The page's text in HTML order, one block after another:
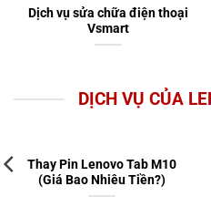
Dịch vụ sửa chữa điện thoại
Vsmart
DỊCH VỤ CỦA
Thay Pin Lenovo Tab M10
(Giá Bao Nhiêu Tiền?)